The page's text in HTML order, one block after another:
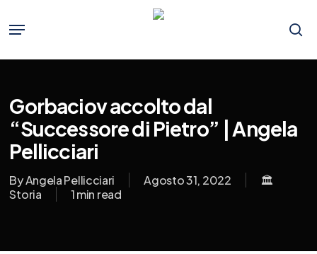
main
content
Menu
Gorbaciov accolto dal
“Successore di Pietro” | Angela
Pellicciari
ByAngela Pellicciari Agosto 31, 2022
🏛️
Storia
1 min read